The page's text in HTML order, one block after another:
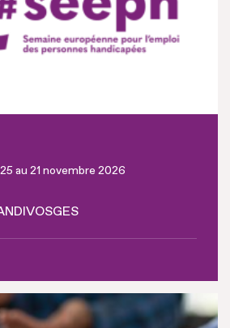
au 21 novembre 2026